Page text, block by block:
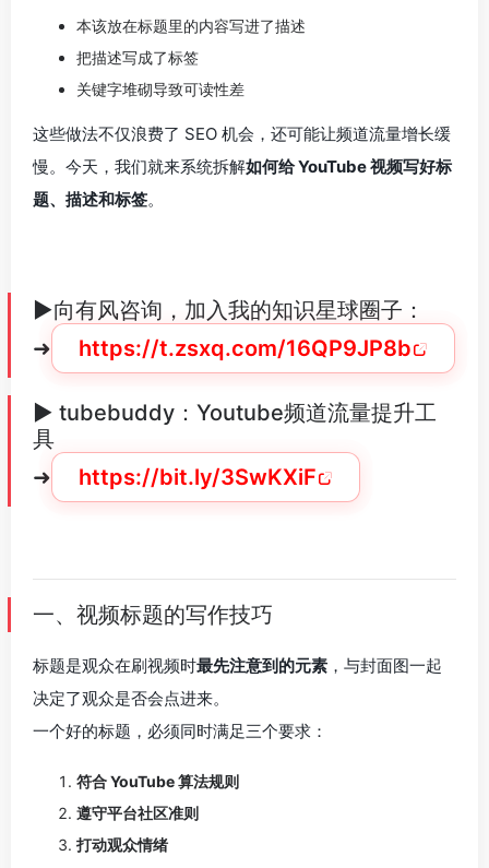
本该放在标题里的内容写进了描述
把描述写成了标签
关键字堆砌导致可读性差
这些做法不仅浪费了 SEO 机会，还可能让频道流量增长缓
慢。今天，我们就来系统拆解如何给 YouTube 视频写好标
题、描述和标签。
►向有风咨询，加入我的知识星球圈子：
➜
https://t.zsxq.com/16QP9JP8b
► tubebuddy：Youtube频道流量提升工
具
➜
https://bit.ly/3SwKXiF
一、视频标题的写作技巧
标题是观众在刷视频时最先注意到的元素 ，与封面图一起
决定了观众是否会点进来。
一个好的标题，必须同时满足三个要求：
符合 YouTube 算法规则
遵守平台社区准则
打动观众情绪